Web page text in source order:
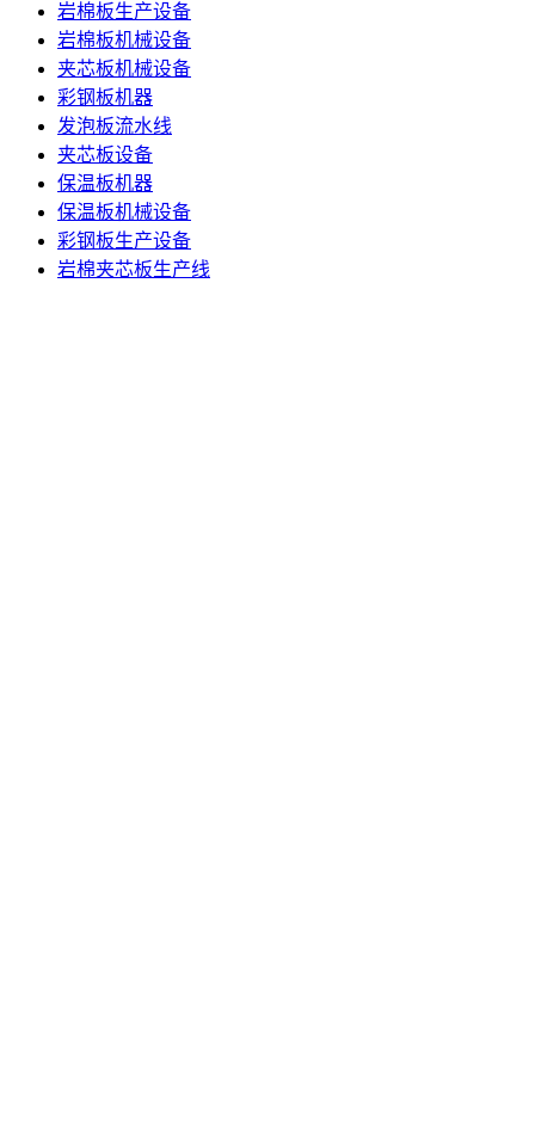
岩棉板生产设备
岩棉板机械设备
夹芯板机械设备
彩钢板机器
发泡板流水线
夹芯板设备
保温板机器
保温板机械设备
彩钢板生产设备
岩棉夹芯板生产线